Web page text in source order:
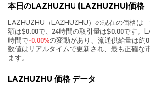
本日のLAZHUZHU (LAZHUZHU)価格
LAZHUZHU（LAZHUZHU）の現在の価格は
額は$0.00で、24時間の取引量は$0.00です。
時間で-0.00%の変動があり、流通供給量は約
数値はリアルタイムで更新され、最も正確な
ます。
LAZHUZHU 価格 データ